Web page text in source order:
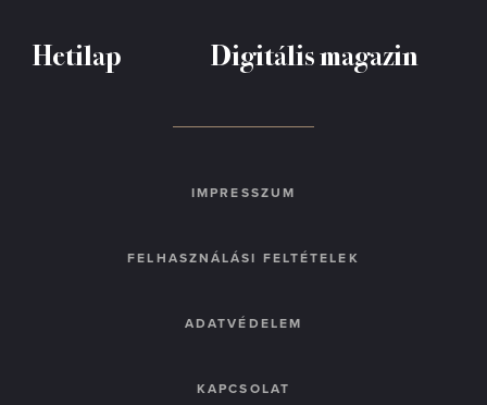
Hetilap Digitális magazin
IMPRESSZUM
FELHASZNÁLÁSI FELTÉTELEK
ADATVÉDELEM
KAPCSOLAT